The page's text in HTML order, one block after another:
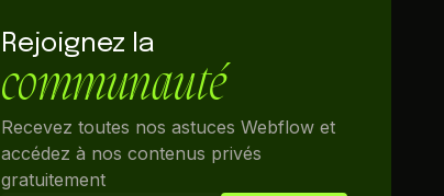
Rejoignez la
communauté
Recevez toutes nos astuces Webflow et
accédez à nos contenus privés
gratuitement